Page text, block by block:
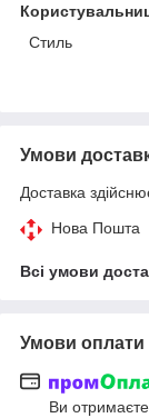
Стиль
Умови
Доставка
Нова Пошта
Всі умови
Умови оплати
Ви